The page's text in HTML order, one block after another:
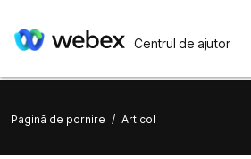
Centrul de ajutor
Pagină de pornire / Articol